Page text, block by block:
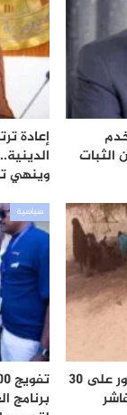
الثبات
إعادة
وينهي
شهود يكشفون تفاصيل العثور على 30
سياسية
برنامج